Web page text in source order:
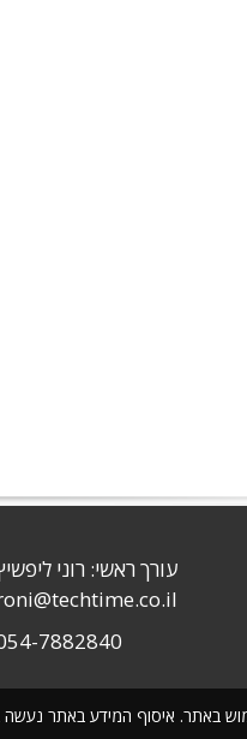
באתר. איסוף המידע באתר
עורך ראשי: רוני
7882840